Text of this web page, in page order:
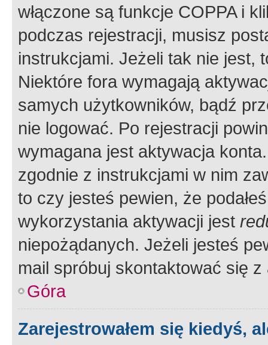
włączone są funkcje COPPA i
podczas rejestracji, musisz
instrukcjami. Jeżeli tak nie jest,
Niektóre fora wymagają
samych użytkowników, bądź
nie logować. Po rejestracji
wymagana jest aktywacja
zgodnie z instrukcjami w nim
to czy jesteś pewien, że
wykorzystania aktywacji jest
niepożądanych. Jeżeli jesteś
mail spróbuj skontaktować się
Góra
Zarejestrowałem się kiedyś,